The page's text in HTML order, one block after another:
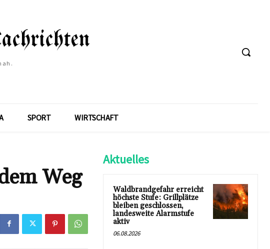
SPORT WIRTSCHAFT
Weg
Aktuelles
Waldbrandgefahr erreicht
höchste Stufe: Grillplätze
bleiben geschlossen,
landesweite Alarmstufe
aktiv
06.08.2026